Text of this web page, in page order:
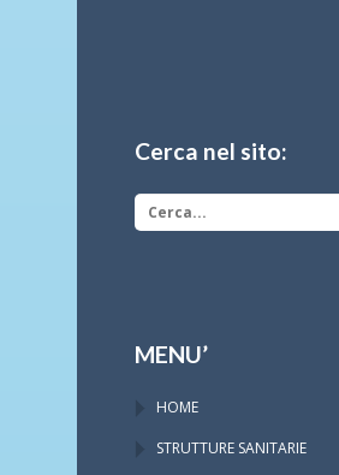
Cerca nel sito:
MENU’
HOME
STRUTTURE SANITARIE